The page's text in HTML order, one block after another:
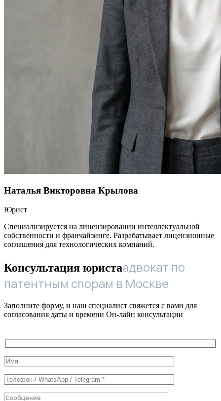
Наталья Викторовна Крылова
Юрист
Специализируется на лицензировании интеллектуальной
собственности и франчайзинге. Разрабатывает лицензионные
соглашения для технологических компаний.
Консультация юристаадвокат по
патентным спорам в Москве
Заполните форму, и наш специалист свяжется с вами для
согласования даты и времени Он-лайн консультации
Служебные
поля
формы